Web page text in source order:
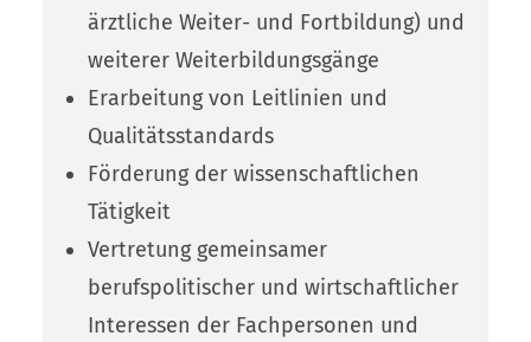
ärztliche Weiter- und Fortbildung) und
weiterer Weiterbildungsgänge
Erarbeitung von Leitlinien und
Qualitätsstandards
Förderung der wissenschaftlichen
Tätigkeit
Vertretung gemeinsamer
berufspolitischer und wirtschaftlicher
Interessen der Fachpersonen und